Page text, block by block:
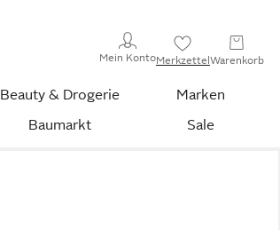
Mein KontoMerkzettelWarenkorb
Beauty & Drogerie
Marken
Baumarkt Sale